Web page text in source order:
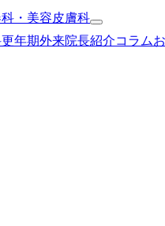
・美容皮膚科
更年期外来院長紹介コラム